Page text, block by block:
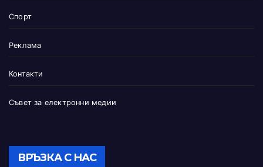
Спорт
Реклама
Контакти
Съвет за електронни медии
ВРЪЗКА С НАС